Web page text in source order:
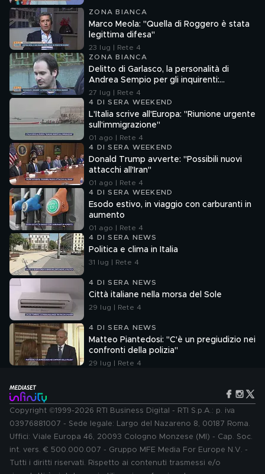
ZONA BIANCA
Marco Meola: "Quella di Roggero è stata
legittima difesa"
23 lug | Rete 4
ZONA BIANCA
Delitto di Garlasco, la personalità di
Andrea Sempio per gli inquirenti:
"Ossessionato e bugiardo"
27 lug | Rete 4
4 DI SERA WEEKEND
L'Italia scrive all'Europa: "Riunione urgente
sull'immigrazione"
01 ago | Rete 4
4 DI SERA WEEKEND
Donald Trump avverte: "Possibili nuovi
attacchi all'Iran"
01 ago | Rete 4
4 DI SERA WEEKEND
Esodo estivo, in viaggio con carburanti in
aumento
01 ago | Rete 4
4 DI SERA NEWS
Politica e clima in Italia
31 lug | Rete 4
4 DI SERA NEWS
Città italiane nella morsa del Sole
29 lug | Rete 4
4 DI SERA NEWS
Matteo Piantedosi: "C'è un pregiudizio nei
confronti della polizia"
29 lug | Rete 4
Copyright ©1999-2026 RTI Business Digital - RTI S.p.A.: p. iva
03976881007 - Sede legale: Largo del Nazareno 8, 00187 Roma.
Uffici: Viale Europa 46, 20093 Cologno Monzese (MI) - Cap. Soc.
int. vers. € 500.000.007 - Gruppo MFE Media For Europe N.V. -
Tutti i diritti riservati. Rispetto ai contenuti trasmessi e/o